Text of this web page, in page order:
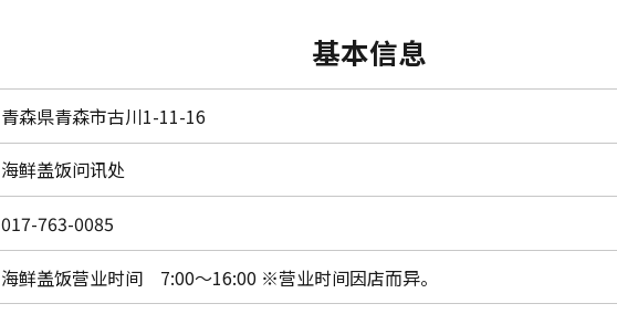
基本信息
青森県青森市古川1-11-16
海鲜盖饭问讯处
017-763-0085
海鲜盖饭营业时间 7:00～16:00 ※营业时间因店而异。